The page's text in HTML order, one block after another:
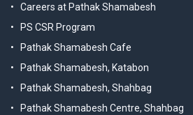
Careers at Pathak Shamabesh
PS CSR Program
Pathak Shamabesh Cafe
Pathak Shamabesh, Katabon
Pathak Shamabesh, Shahbag
Pathak Shamabesh Centre, Shahbag